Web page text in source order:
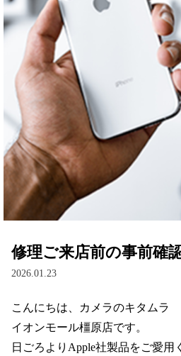
修理ご来店前の事前確
2026.01.23
こんにちは、カメラのキタムラ
イオンモール橿原店です。
日ごろよりApple社製品をご愛用